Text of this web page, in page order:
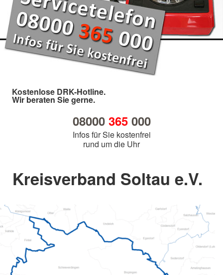
Kostenlose DRK-Hotline.
Wir beraten Sie gerne.
08000 365000
Infos für Sie kostenfrei
rund um die Uhr
Kreisverband Soltau e.V.